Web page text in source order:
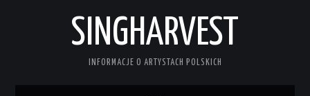
SINGHARVEST
INFORMACJE O ARTYSTACH POLSKICH